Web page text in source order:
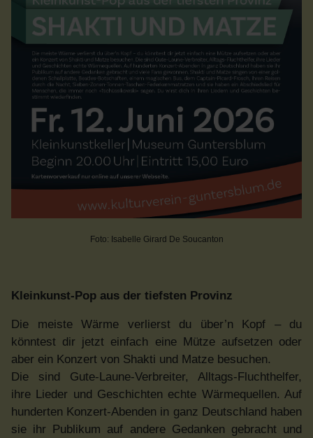
Foto: Isabelle Girard De Soucanton
Kleinkunst-Pop aus der tiefsten Provinz
Die meiste Wärme verlierst du über’n Kopf – du
könntest dir jetzt einfach eine Mütze aufsetzen oder
aber ein Konzert von Shakti und Matze besuchen.
Die sind Gute-Laune-Verbreiter, Alltags-Fluchthelfer,
ihre Lieder und Geschichten echte Wärmequellen. Auf
hunderten Konzert-Abenden in ganz Deutschland haben
sie ihr Publikum auf andere Gedanken gebracht und